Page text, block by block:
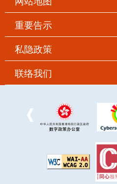
重要告示
私隐政策
联络我们